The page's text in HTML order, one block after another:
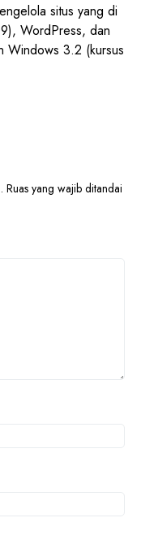
situs yang di
WordPress, dan
Windows 3.2 (kursus
Ruas yang wajib ditandai